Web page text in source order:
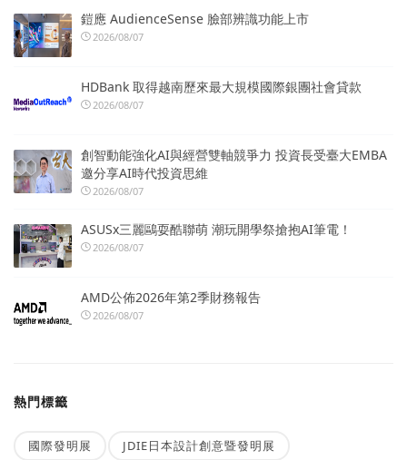
鎧應 AudienceSense 臉部辨識功能上市
2026/08/07
HDBank 取得越南歷來最大規模國際銀團社會貸款
2026/08/07
創智動能強化AI與經營雙軸競爭力 投資長受臺大EMBA
邀分享AI時代投資思維
2026/08/07
ASUSx三麗鷗耍酷聯萌 潮玩開學祭搶抱AI筆電！
2026/08/07
AMD公佈2026年第2季財務報告
2026/08/07
熱門標籤
國際發明展 JDIE日本設計創意暨發明展